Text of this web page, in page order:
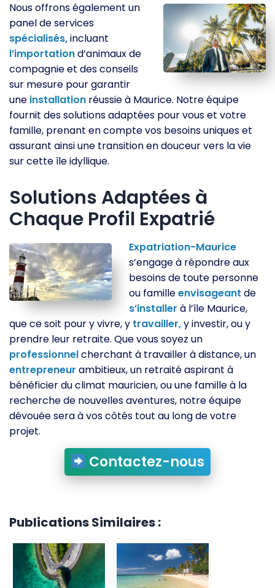
Nous offrons également un
panel de services
spécialisés,incluant
l’importationd’animaux de
compagnie et des conseils
sur mesure pour garantir
une installation réussie à Maurice. Notre équipe
fournit des solutions adaptées pour vous et votre
famille, prenant en compte vos besoins uniques et
assurant ainsi une transition en douceur vers la vie
sur cette île idyllique.
Solutions Adaptées à
Chaque Profil Expatrié
Expatriation-Maurice
s’engage à répondre aux
besoins de toute personne
ou familleenvisageant de
s’installer à l’île Maurice,
que ce soit pour y vivre, y travailler,y investir, ou y
prendre leur retraite. Que vous soyez un
professionnelcherchant à travailler à distance, un
entrepreneur ambitieux, un retraité aspirant à
bénéficier du climat mauricien, ou une famille à la
recherche de nouvelles aventures, notre équipe
dévouée sera à vos côtés tout au long de votre
projet.
Contactez-nous
Publications Similaires :